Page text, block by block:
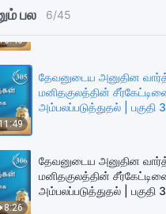
பல 6/45
மனிதகுலத்தின் சீர்கேட்டினை
அம்பலப்படுத்துதல் | பகுதி
தேவனுடைய அனுதின
மனிதகுலத்தின்
அம்பலப்படுத்துதல் | பகுதி
8:26
தேவனுடைய அனுதின
மனிதகுலத்தின்
அம்பலப்படுத்துதல் | பகுதி